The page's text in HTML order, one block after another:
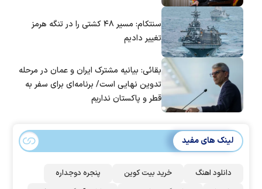
سنتکام: مسیر ۴۸ کشتی را در تنگه هرمز
تغییر دادیم
بقائی: بیانیه مشترک ایران و عمان در مرحله
تدوین نهایی است/ برنامه‌ای برای سفر به
قطر و پاکستان نداریم
لینک های مفید
دانلود اهنگ خرید بیت کوین
پنجره دوجداره